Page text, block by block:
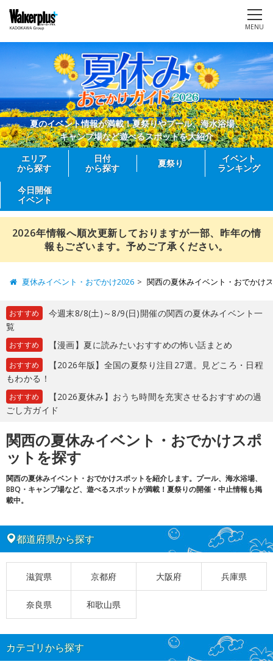
MENU
夏のイベント情報が満載！夏祭りやプール、海水浴場、
キャンプ場など遊べるスポットを大紹介
エリア
から探す
日付
から探す
夏祭り
イベント
ランキング
今日開催
イベント
2026年情報へ順次更新しておりますが一部、昨年の情
報もございます。予めご了承ください。
夏休みイベント・おでかけ2026 関西の夏休みイベント・おでかけ
おすすめ
今週末8/8(土)～8/9(日)開催の関西の夏休みイベント一
覧
おすすめ 【漫画】夏に読みたいおすすめの怖い話まとめ
おすすめ
【2026年版】全国の夏祭り注目27選。見どころ・日程
もわかる！
おすすめ
【2026夏休み】おうち時間を充実させるおすすめの過
ごし方ガイド
関西の夏休みイベント・おでかけスポ
ットを探す
関西の夏休みイベント・おでかけスポットを紹介します。プール、海水浴場、
BBQ・キャンプ場など、遊べるスポットが満載！夏祭りの開催・中止情報も掲
載中。
都道府県から探す
滋賀県 京都府 大阪府 兵庫県
奈良県 和歌山県
カテゴリから探す